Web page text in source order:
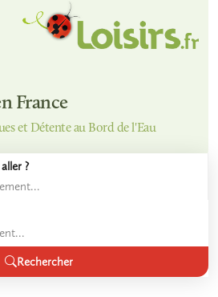
France
et Détente au Bord de l'Eau
?
Rechercher